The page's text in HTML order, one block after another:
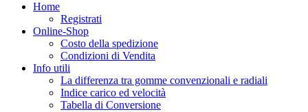
Home
Registrati
Online-Shop
Costo della spedizione
Condizioni di Vendita
Info utili
La differenza tra gomme convenzionali e radiali
Indice carico ed velocità
Tabella di Conversione